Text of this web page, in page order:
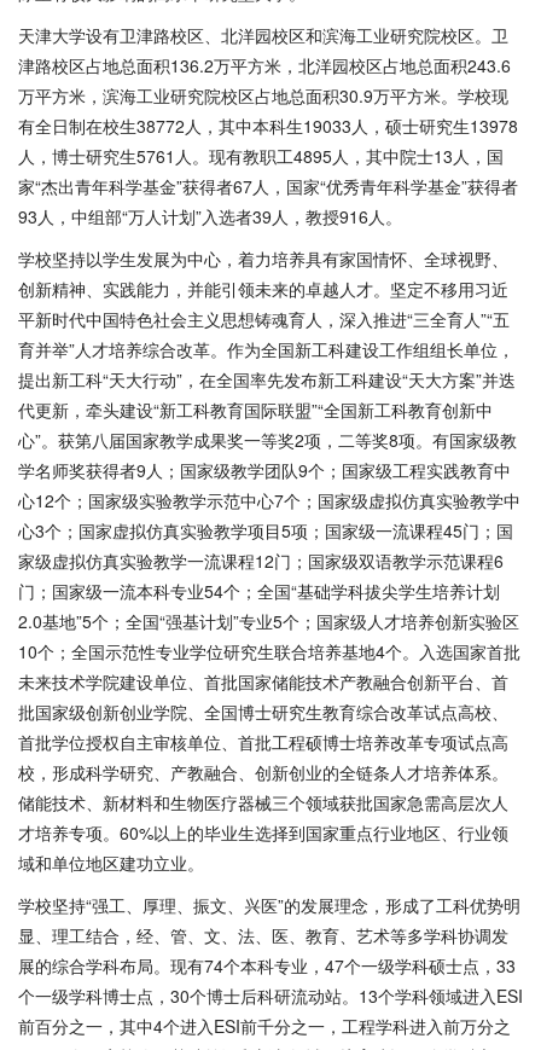
天津大学设有卫津路校区、北洋园校区和滨海工业研究院校区。卫
津路校区占地总面积136.2万平方米，北洋园校区占地总面积243.6
万平方米，滨海工业研究院校区占地总面积30.9万平方米。学校现
有全日制在校生38772人，其中本科生19033人，硕士研究生13978
人，博士研究生5761人。现有教职工4895人，其中院士13人，国
家“杰出青年科学基金”获得者67人，国家“优秀青年科学基金”获得者
93人，中组部“万人计划”入选者39人，教授916人。
学校坚持以学生发展为中心，着力培养具有家国情怀、全球视野、
创新精神、实践能力，并能引领未来的卓越人才。坚定不移用习近
平新时代中国特色社会主义思想铸魂育人，深入推进“三全育人”“五
育并举”人才培养综合改革。作为全国新工科建设工作组组长单位，
提出新工科“天大行动”，在全国率先发布新工科建设“天大方案”并迭
代更新，牵头建设“新工科教育国际联盟”“全国新工科教育创新中
心”。获第八届国家教学成果奖一等奖2项，二等奖8项。有国家级教
学名师奖获得者9人；国家级教学团队9个；国家级工程实践教育中
心12个；国家级实验教学示范中心7个；国家级虚拟仿真实验教学中
心3个；国家虚拟仿真实验教学项目5项；国家级一流课程45门；国
家级虚拟仿真实验教学一流课程12门；国家级双语教学示范课程6
门；国家级一流本科专业54个；全国“基础学科拔尖学生培养计划
2.0基地”5个；全国“强基计划”专业5个；国家级人才培养创新实验区
10个；全国示范性专业学位研究生联合培养基地4个。入选国家首批
未来技术学院建设单位、首批国家储能技术产教融合创新平台、首
批国家级创新创业学院、全国博士研究生教育综合改革试点高校、
首批学位授权自主审核单位、首批工程硕博士培养改革专项试点高
校，形成科学研究、产教融合、创新创业的全链条人才培养体系。
储能技术、新材料和生物医疗器械三个领域获批国家急需高层次人
才培养专项。60%以上的毕业生选择到国家重点行业地区、行业领
域和单位地区建功立业。
学校坚持“强工、厚理、振文、兴医”的发展理念，形成了工科优势明
显、理工结合，经、管、文、法、医、教育、艺术等多学科协调发
展的综合学科布局。现有74个本科专业，47个一级学科硕士点，33
个一级学科博士点，30个博士后科研流动站。13个学科领域进入ESI
前百分之一，其中4个进入ESI前千分之一，工程学科进入前万分之